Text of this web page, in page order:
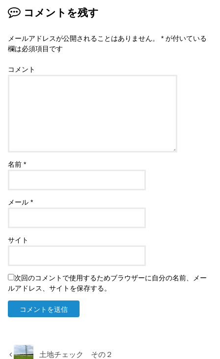
コメントを残す
メールアドレスが公開されることはありません。 * が付いている
欄は必須項目です
コメント
名前*
メール*
サイト
次回のコメントで使用するためブラウザーに自分の名前、メー
ルアドレス、サイトを保存する。
土地チェック その２